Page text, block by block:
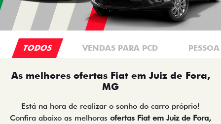
TODOS VENDAS PARA PCD
As melhores ofertas Fiat em Juiz de Fora,
MG
Está na hora de realizar o sonho do carro próprio!
Confira abaixo as melhoras ofertas Fiat em Juiz de Fora,